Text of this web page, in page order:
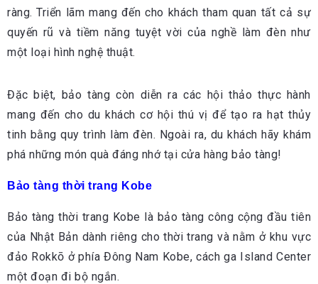
ràng. Triển lãm mang đến cho khách tham quan tất cả sự
quyến rũ và tiềm năng tuyệt vời của nghề làm đèn như
một loại hình nghệ thuật.
Đặc biệt, bảo tàng còn diễn ra các hội thảo thực hành
mang đến cho du khách cơ hội thú vị để tạo ra hạt thủy
tinh bằng quy trình làm đèn. Ngoài ra, du khách hãy khám
phá những món quà đáng nhớ tại cửa hàng bảo tàng!
Bảo tàng thời trang Kobe
Bảo tàng thời trang Kobe là bảo tàng công cộng đầu tiên
của Nhật Bản dành riêng cho thời trang và nằm ở khu vực
đảo Rokkō ở phía Đông Nam Kobe, cách ga Island Center
một đoạn đi bộ ngắn.